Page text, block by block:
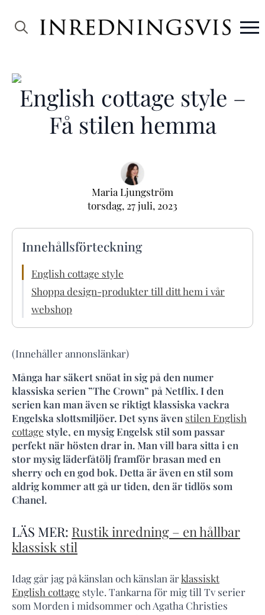
English cottage style –
Få stilen hemma
Maria Ljungström
torsdag, 27 juli, 2023
Innehållsförteckning
English cottage style
Shoppa design-produkter till ditt hem i vår
webshop
(Innehåller annonslänkar)
Många har säkert snöat in sig på den numer
klassiska serien ”The Crown” på Netflix. I den
serien kan man även se riktigt klassiska vackra
Engelska slottsmiljöer. Det syns även stilen English
cottage style, en mysig Engelsk stil som passar
perfekt när hösten drar in. Man vill bara sitta i en
stor mysig läderfåtölj framför brasan med en
sherry och en god bok. Detta är även en stil som
aldrig kommer att gå ur tiden, den är tidlös som
Chanel.
LÄS MER: Rustik inredning – en hållbar
klassisk stil
Idag går jag på känslan och känslan ärklassiskt
English cottage style. Tankarna för mig till Tv serier
som Morden i midsommer och Agatha Christies